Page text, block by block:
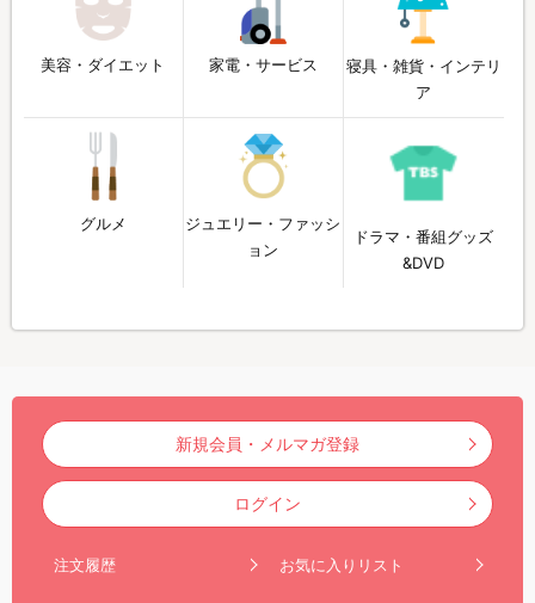
美容・ダイエット 家電・サービス
寝具・雑貨・インテリ
ア
グルメ
ジュエリー・ファッシ
ョン
ドラマ・番組グッズ
&DVD
新規会員・メルマガ登録
ログイン
注文履歴 お気に入りリスト